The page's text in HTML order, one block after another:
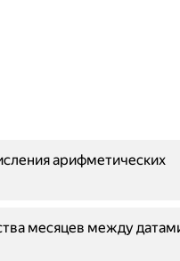
арифметических
месяцев между